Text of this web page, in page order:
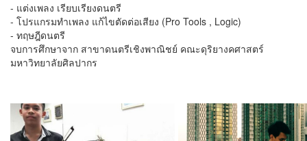
- แต่งเพลง เรียบเรียงดนตรี
- โปรแกรมทำเพลง แก้ไขตัดต่อเสียง (Pro Tools , Logic)
- ทฤษฎีดนตรี
จบการศึกษาจาก สาขาดนตรีเชิงพาณิชย์ คณะดุริยางคศาสตร์
มหาวิทยาลัยศิลปากร